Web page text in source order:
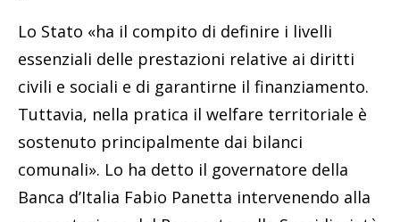
Lo Stato «ha il compito di definire i livelli
essenziali delle prestazioni relative ai diritti
civili e sociali e di garantirne il finanziamento.
Tuttavia, nella pratica il welfare territoriale è
sostenuto principalmente dai bilanci
comunali». Lo ha detto il governatore della
Banca d’Italia Fabio Panetta intervenendo alla